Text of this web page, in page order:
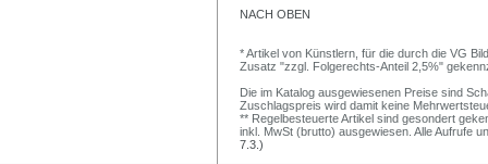
NACH OBEN
* Artikel von Künstlern, für die durch die VG
Zusatz "zzgl. Folgerechts-Anteil 2,5%"
Die im Katalog ausgewiesenen Preise sind
Zuschlagspreis wird damit keine
** Regelbesteuerte Artikel sind gesondert
inkl. MwSt (brutto) ausgewiesen. Alle Aufrufe
7.3.)